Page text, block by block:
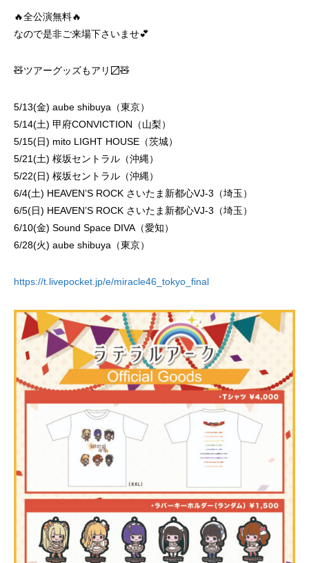
🔥全公演無料🔥
なので是非ご来場下さいませ💕
🧸ツアーグッズもアリ〼🧸
5/13(金) aube shibuya（東京）
5/14(土) 甲府CONVICTION（山梨）
5/15(日) mito LIGHT HOUSE（茨城）
5/21(土) 桜坂セントラル（沖縄）
5/22(日) 桜坂セントラル（沖縄）
6/4(土) HEAVEN’S ROCK さいたま新都心VJ-3（埼玉）
6/5(日) HEAVEN’S ROCK さいたま新都心VJ-3（埼玉）
6/10(金) Sound Space DIVA（愛知）
6/28(火) aube shibuya（東京）
https://t.livepocket.jp/e/miracle46_tokyo_final